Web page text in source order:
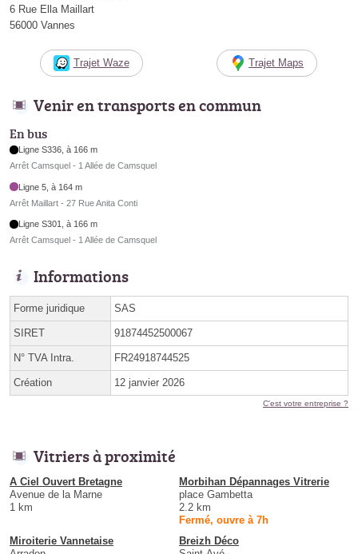
6 Rue Ella Maillart
56000 Vannes
Trajet Waze Trajet Maps
Venir en transports en commun
En bus
Ligne S336, à 166 m
Arrêt Camsquel - 1 Allée de Camsquel
Ligne 5, à 164 m
Arrêt Maillart - 27 Rue Anita Conti
Ligne S301, à 166 m
Arrêt Camsquel - 1 Allée de Camsquel
Informations
Forme juridique SAS
SIRET 91874452500067
N° TVA Intra. FR24918744525
Création 12 janvier 2026
C'est votre entreprise ?
Vitriers à proximité
A Ciel Ouvert Bretagne
Avenue de la Marne
1 km
Morbihan Dépannages Vitrerie
place Gambetta
2.2 km
Fermé, ouvre à 7h
Miroiterie Vannetaise
Breizh Déco